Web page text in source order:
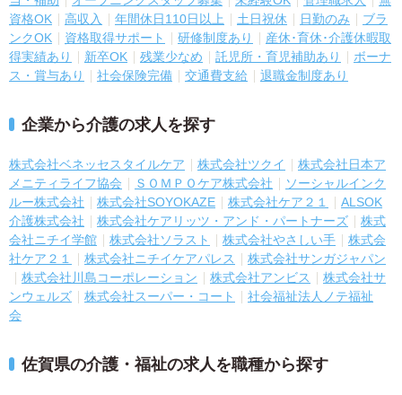
資格OK
高収入 年間休日110日以上 土日祝休 日勤のみ
ブラ
ンクOK
資格取得サポート 研修制度あり
産休･育休･介護休暇取
得実績あり
新卒OK 残業少なめ 託児所・育児補助あり
ボーナ
ス・賞与あり
社会保険完備 交通費支給 退職金制度あり
企業から介護の求人を探す
株式会社ベネッセスタイルケア 株式会社ツクイ
株式会社日本ア
メニティライフ協会
ＳＯＭＰＯケア株式会社
ソーシャルインク
ルー株式会社
株式会社SOYOKAZE 株式会社ケア２１
ALSOK
介護株式会社
株式会社ケアリッツ・アンド・パートナーズ
株式
会社ニチイ学館
株式会社ソラスト 株式会社やさしい手
株式会
社ケア２１
株式会社ニチイケアパレス
株式会社サンガジャパン
株式会社川島コーポレーション
株式会社アンビス
株式会社サ
ンウェルズ
株式会社スーパー・コート
社会福祉法人ノテ福祉
会
佐賀県の介護・福祉の求人を職種から探す